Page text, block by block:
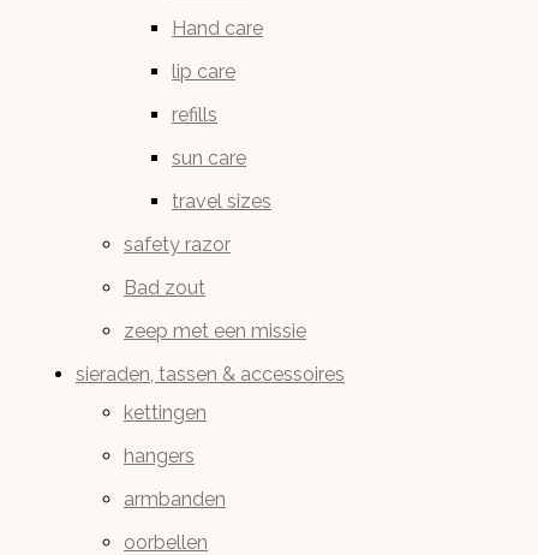
Hand care
lip care
refills
sun care
travel sizes
safety razor
Bad zout
zeep met een missie
sieraden, tassen & accessoires
kettingen
hangers
armbanden
oorbellen